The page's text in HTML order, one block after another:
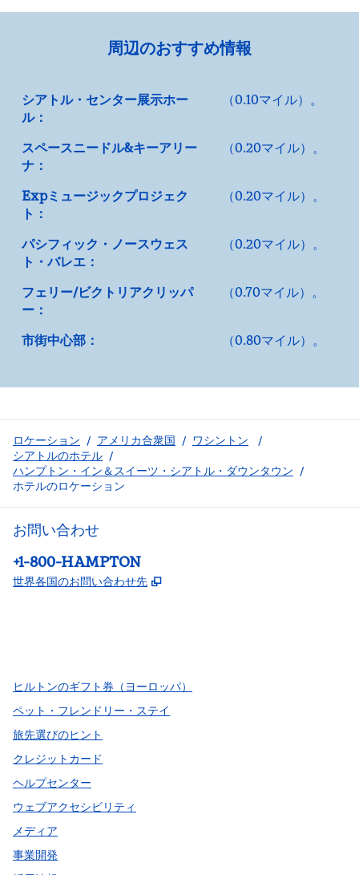
周辺のおすすめ情報
シアトル・センター展示ホー
ル：
（0.10マイル）。
スペースニードル&キーアリー
ナ：
（0.20マイル）。
Expミュージックプロジェク
ト：
（0.20マイル）。
パシフィック・ノースウェス
ト・バレエ：
（0.20マイル）。
フェリー/ビクトリアクリッパ
ー：
（0.70マイル）。
市街中心部： （0.80マイル）。
ロケーション / アメリカ合衆国 / ワシントン
/
シアトルのホテル /
ハンプトン・イン＆スイーツ・シアトル・ダウンタウン /
ホテルのロケーション
お問い合わせ
電話：
+1-800-HAMPTON
世界各国のお問い合わせ先 ,
ヒルトンのギフト券（ヨーロッパ）
ペット・フレンドリー・ステイ
旅先選びのヒント
クレジットカード
ヘルプセンター
ウェブアクセシビリティ
メディア
事業開発